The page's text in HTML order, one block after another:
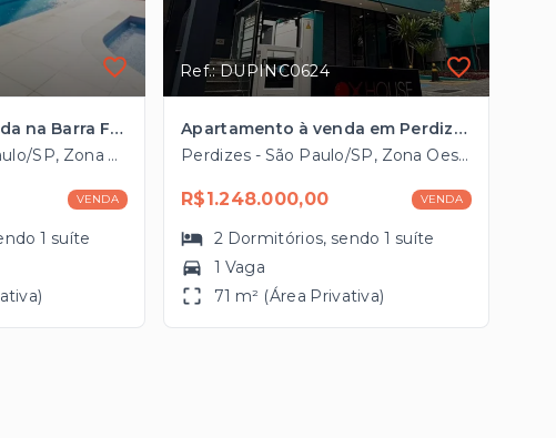
Apartamento à venda na Barra Funda com 76m², 2 vagas próximo ao Shopping West Plaza
Barra Funda - São Paulo/SP, Zona Oeste
VENDA
1 suíte
Ref.: DUPINC0624
Apartamento à venda em Perdizes 71m², 2 dormitórios à 3 minutos à pé da futura estação de Metrô
Perdizes - São Paulo/SP, Zona Oeste
R$1.248.000,00 VENDA
2 Dormitórios, sendo1 suíte
1 Vaga
71 m² (Área Privativa)